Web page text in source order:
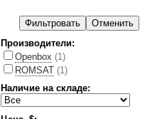
Производители:
Openbox (1)
ROMSAT (1)
Наличие на складе: